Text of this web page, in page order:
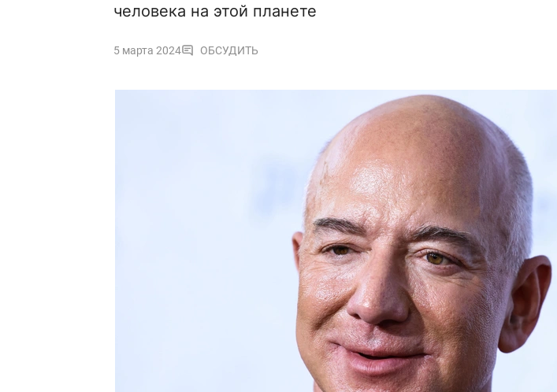
человека на этой планете
5 марта 2024 ОБСУДИТЬ